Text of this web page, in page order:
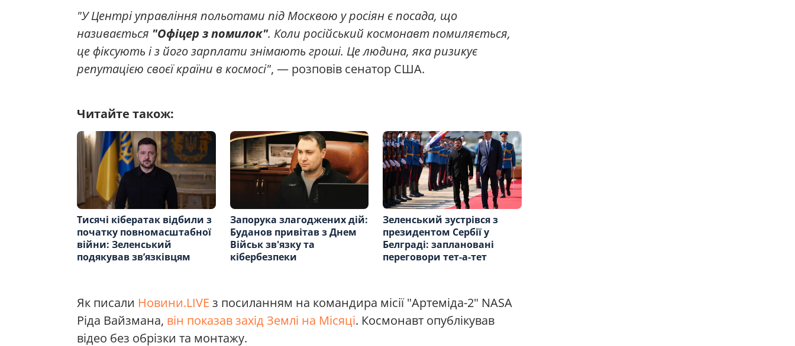
"У Центрі управління польотами під Москвою у росіян є посада, що
називається "Офіцер з помилок". Коли російський космонавт помиляється,
це фіксують і з його зарплати знімають гроші. Це людина, яка ризикує
репутацією своєї країни в космосі", — розповів сенатор США.
Читайте також:
Тисячі кібератак відбили з
початку повномасштабної
війни: Зеленський
подякував зв’язківцям
Запорука злагоджених дій:
Буданов привітав з Днем
Військ зв'язку та
кібербезпеки
Зеленський зустрівся з
президентом Сербії у
Белграді: заплановані
переговори тет-а-тет
Як писали Новини.LIVE з посиланням на командира місії "Артеміда-2" NASA
Ріда Вайзмана, він показав захід Землі на Місяці. Космонавт опублікував
відео без обрізки та монтажу.